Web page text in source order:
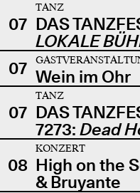
07
TANZ
DAS
LOKALE
07 Wein im Ohr
07
TANZ
DAS
7273: Dead
08
KONZERT
High on the
& Bruyante